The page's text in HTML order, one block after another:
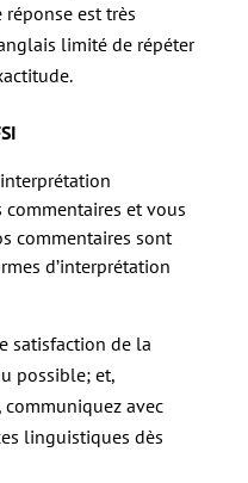
réponse est très
limité de répéter
et vous
commentaires sont
d’interprétation
satisfaction de la
possible; et,
avec
linguistiques dès